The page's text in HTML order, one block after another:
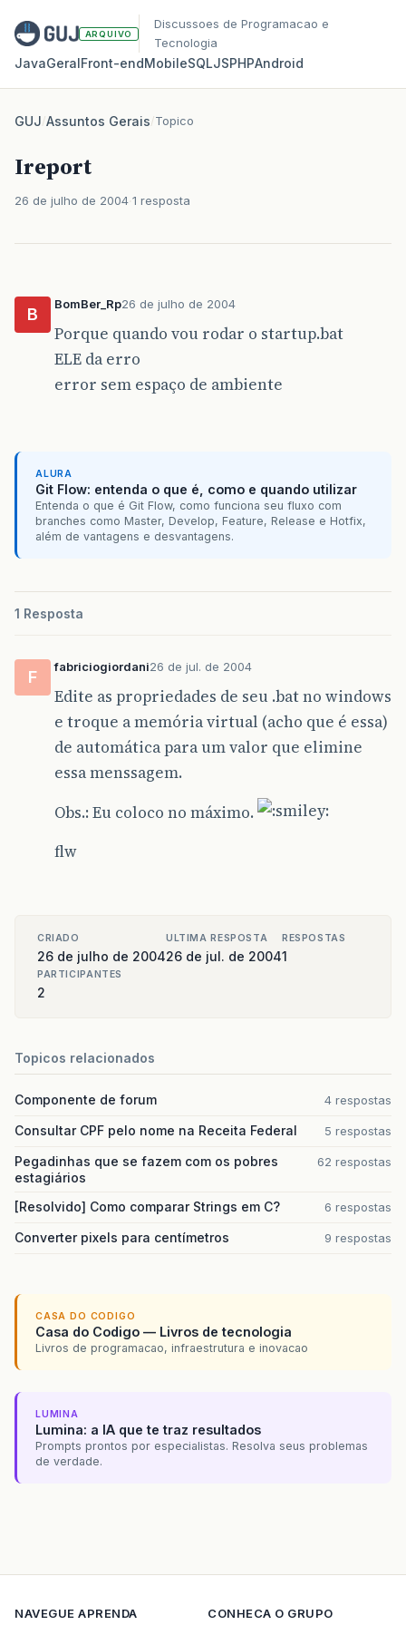
ARQUIVO
Discussoes de Programacao e
Tecnologia
JavaGeralFront‑endMobileSQLJSPHPAndroid
GUJ/Assuntos Gerais/Topico
Ireport
26 de julho de 2004 1 resposta
B
BomBer_Rp26 de julho de 2004
Porque quando vou rodar o startup.bat
ELE da erro
error sem espaço de ambiente
ALURA
Git Flow: entenda o que é, como e quando utilizar
Entenda o que é Git Flow, como funciona seu fluxo com
branches como Master, Develop, Feature, Release e Hotfix,
além de vantagens e desvantagens.
1 Resposta
F
fabriciogiordani26 de jul. de 2004
Edite as propriedades de seu .bat no windows
e troque a memória virtual (acho que é essa)
de automática para um valor que elimine
essa menssagem.
Obs.: Eu coloco no máximo.
flw
CRIADO
26 de julho de 2004
ULTIMA RESPOSTA
26 de jul. de 2004
RESPOSTAS
1
PARTICIPANTES
2
Topicos relacionados
Componente de forum 4 respostas
Consultar CPF pelo nome na Receita Federal 5 respostas
Pegadinhas que se fazem com os pobres
estagiários
62 respostas
[Resolvido] Como comparar Strings em C? 6 respostas
Converter pixels para centímetros 9 respostas
CASA DO CODIGO
Casa do Codigo — Livros de tecnologia
Livros de programacao, infraestrutura e inovacao
LUMINA
Lumina: a IA que te traz resultados
Prompts prontos por especialistas. Resolva seus problemas
de verdade.
NAVEGUE APRENDA CONHECA O GRUPO